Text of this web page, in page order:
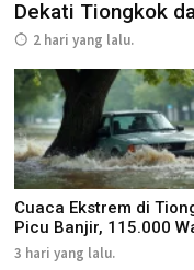
Dekati Tiongkok
2 hari yang lalu.
Cuaca Ekstrem di
Picu Banjir, 115.000
3 hari yang lalu.